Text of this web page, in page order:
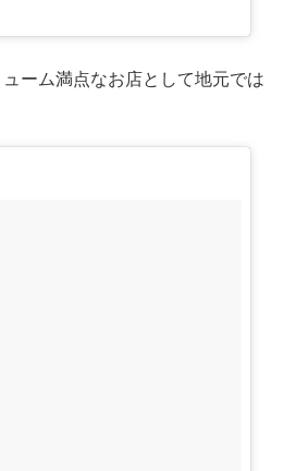
ーム満点なお店として地元では